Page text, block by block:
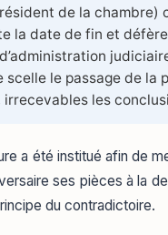
de la chambre)
la date de fin et
le passage de la
irrecevables les
a été institué afin de
ses pièces à la
du contradictoire.